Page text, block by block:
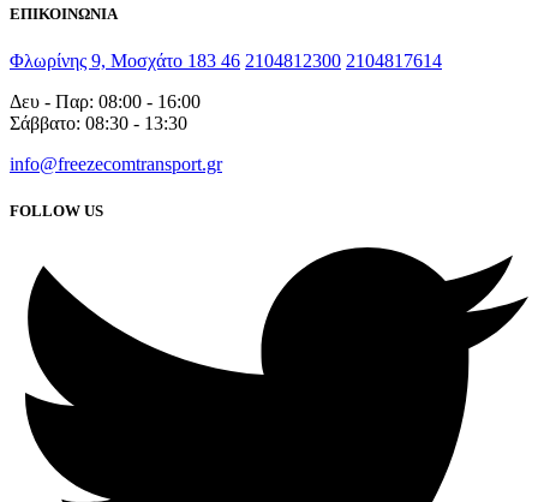
ΕΠΙΚΟΙΝΩΝΙΑ
Φλωρίνης 9, Μοσχάτο 183 46 2104812300 2104817614
Δευ - Παρ: 08:00 - 16:00
Σάββατο: 08:30 - 13:30
info@freezecomtransport.gr
FOLLOW US